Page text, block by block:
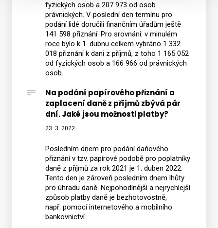
fyzických osob a 207 973 od osob
právnických. V poslední den termínu pro
podání lidé doručili finančním úřadům ještě
141 598 přiznání. Pro srovnání: v minulém
roce bylo k 1. dubnu celkem vybráno 1 332
018 přiznání k dani z příjmů, z toho 1 165 052
od fyzických osob a 166 966 od právnických
osob.
Na podání papírového přiznání a
zaplacení daně z příjmů zbývá pár
dní. Jaké jsou možnosti platby?
23. 3. 2022
Posledním dnem pro podání daňového
přiznání v tzv. papírové podobě pro poplatníky
daně z příjmů za rok 2021 je 1. duben 2022.
Tento den je zároveň posledním dnem lhůty
pro úhradu daně. Nejpohodlnější a nejrychlejší
způsob platby daně je bezhotovostně,
např. pomocí internetového a mobilního
bankovnictví.